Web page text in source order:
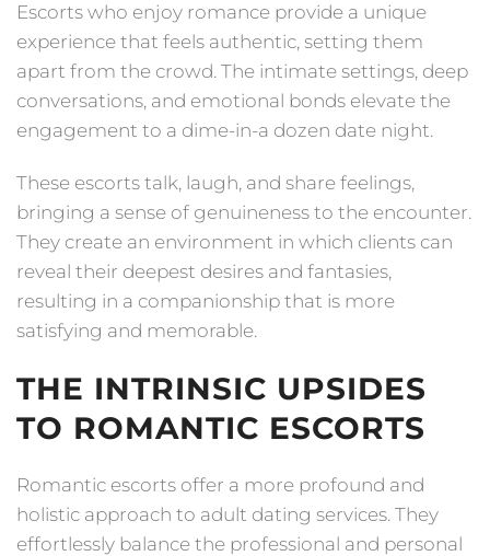
Escorts who enjoy romance provide a unique
experience that feels authentic, setting them
apart from the crowd. The intimate settings, deep
conversations, and emotional bonds elevate the
engagement to a dime-in-a dozen date night.
These escorts talk, laugh, and share feelings,
bringing a sense of genuineness to the encounter.
They create an environment in which clients can
reveal their deepest desires and fantasies,
resulting in a companionship that is more
satisfying and memorable.
THE INTRINSIC UPSIDES
TO ROMANTIC ESCORTS
Romantic escorts offer a more profound and
holistic approach to adult dating services. They
effortlessly balance the professional and personal